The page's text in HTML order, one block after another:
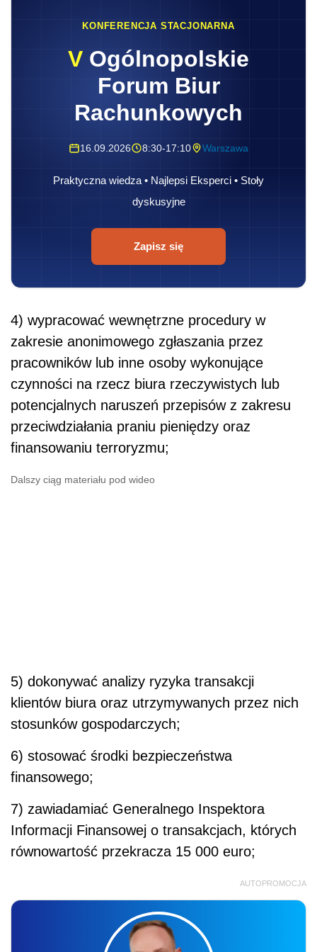
KONFERENCJA STACJONARNA
V Ogólnopolskie
Forum Biur
Rachunkowych
16.09.2026 8:30-17:10 Warszawa
Praktyczna wiedza • Najlepsi Eksperci • Stoły
dyskusyjne
Zapisz się
4) wypracować wewnętrzne procedury w
zakresie anonimowego zgłaszania przez
pracowników lub inne osoby wykonujące
czynności na rzecz biura rzeczywistych lub
potencjalnych naruszeń przepisów z zakresu
przeciwdziałania praniu pieniędzy oraz
finansowaniu terroryzmu;
Dalszy ciąg materiału pod wideo
5) dokonywać analizy ryzyka transakcji
klientów biura oraz utrzymywanych przez nich
stosunków gospodarczych;
6) stosować środki bezpieczeństwa
finansowego;
7) zawiadamiać Generalnego Inspektora
Informacji Finansowej o transakcjach, których
równowartość przekracza 15 000 euro;
AUTOPROMOCJA